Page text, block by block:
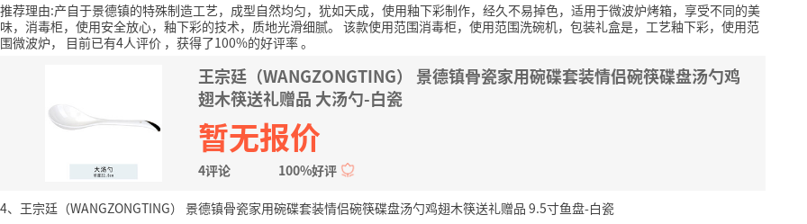
推荐理由:产自于景德镇的特殊制造工艺，成型自然均匀，犹如天成，使用釉下彩制作，经久不易掉色，适用于微波炉烤箱，享受不同的美
味，消毒柜，使用安全放心，釉下彩的技术，质地光滑细腻。 该款使用范围消毒柜，使用范围洗碗机，包装礼盒是，工艺釉下彩，使用范
围微波炉，
目前已有4人评价 ，获得了100%的好评率。
王宗廷（WANGZONGTING） 景德镇骨瓷家用碗碟套装情侣碗筷碟盘汤勺鸡
翅木筷送礼赠品 大汤勺-白瓷
暂无报价
4评论 100%好评
4、王宗廷（WANGZONGTING） 景德镇骨瓷家用碗碟套装情侣碗筷碟盘汤勺鸡翅木筷送礼赠品 9.5寸鱼盘-白瓷